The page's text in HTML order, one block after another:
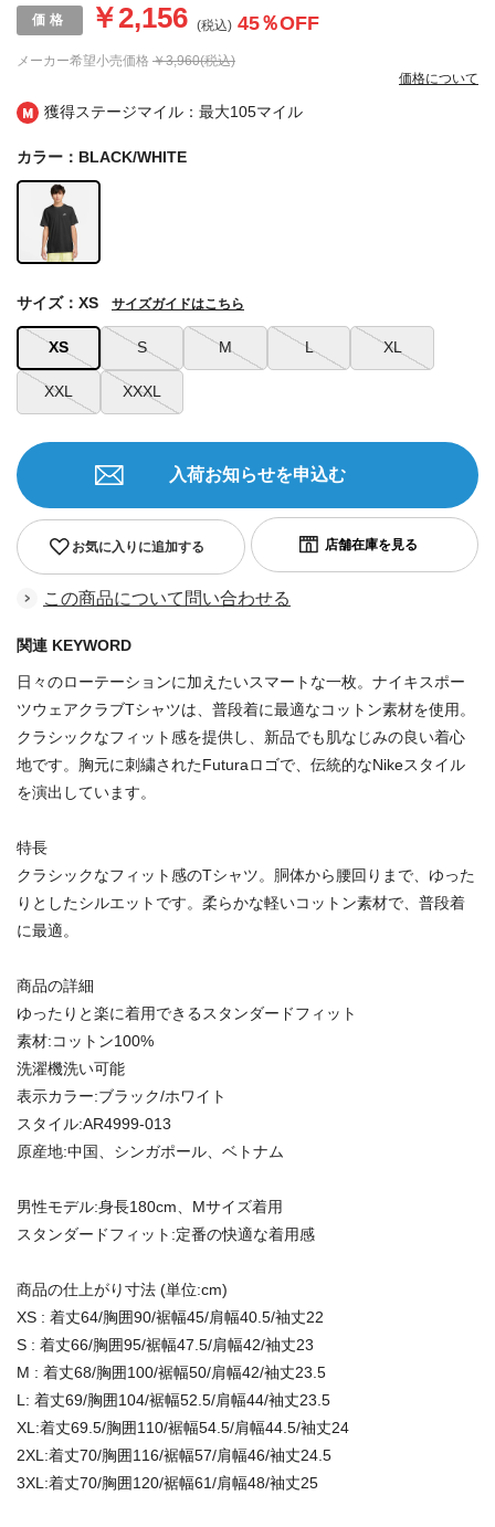
獲得ステージマイル：最大105マイル
メーカー希望小売価格 ￥3,960(税込)
￥2,156 (税込) 45％OFF
価格について
カラー：BLACK/WHITE
XS S M L XL
XXL XXXL
サイズ：XS サイズガイドはこちら
お気に入りに追加する
入荷お知らせを申込む
この商品について問い合わせる
関連 KEYWORD
日々のローテーションに加えたいスマートな一枚。ナイキスポー
ツウェアクラブTシャツは、普段着に最適なコットン素材を使用。
クラシックなフィット感を提供し、新品でも肌なじみの良い着心
地です。胸元に刺繍されたFuturaロゴで、伝統的なNikeスタイル
を演出しています。
特長
クラシックなフィット感のTシャツ。胴体から腰回りまで、ゆった
りとしたシルエットです。柔らかな軽いコットン素材で、普段着
に最適。
商品の詳細
ゆったりと楽に着用できるスタンダードフィット
素材:コットン100%
洗濯機洗い可能
表示カラー:ブラック/ホワイト
スタイル:AR4999-013
原産地:中国、シンガポール、ベトナム
男性モデル:身長180cm、Mサイズ着用
スタンダードフィット:定番の快適な着用感
商品の仕上がり寸法 (単位:cm)
XS : 着丈64/胸囲90/裾幅45/肩幅40.5/袖丈22
S : 着丈66/胸囲95/裾幅47.5/肩幅42/袖丈23
M : 着丈68/胸囲100/裾幅50/肩幅42/袖丈23.5
L: 着丈69/胸囲104/裾幅52.5/肩幅44/袖丈23.5
XL:着丈69.5/胸囲110/裾幅54.5/肩幅44.5/袖丈24
2XL:着丈70/胸囲116/裾幅57/肩幅46/袖丈24.5
3XL:着丈70/胸囲120/裾幅61/肩幅48/袖丈25